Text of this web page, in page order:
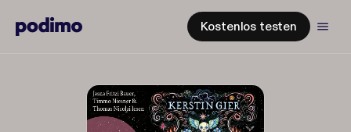
Kostenlos testen